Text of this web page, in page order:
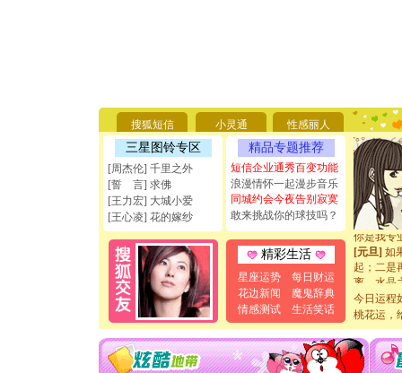
搜狐短信 小灵通 性感丽人
三星图铃专区
[周杰伦] 千里之外
[誓 言] 求佛
[王力宏] 大城小爱
[王心凌] 花的嫁纱
精品专题推荐
短信企业通秀百变功能
浪漫情怀一起漫步音乐
同城约会今夜告别寂寞
敢来挑战你的球技吗？
精彩生活
星座运势
每日财运
花边新闻
魔鬼辞典
情感测试
生活笑话
要平安！
[圣诞节]
能正大光
天都要快
[圣诞节]
如意,快
[元旦]看
断电。爱
你是我专
[元旦]如
起；二是
离。水晶
泣，这痛
卖了。水
颜！冬去
道一声
今日运程
桃花运，